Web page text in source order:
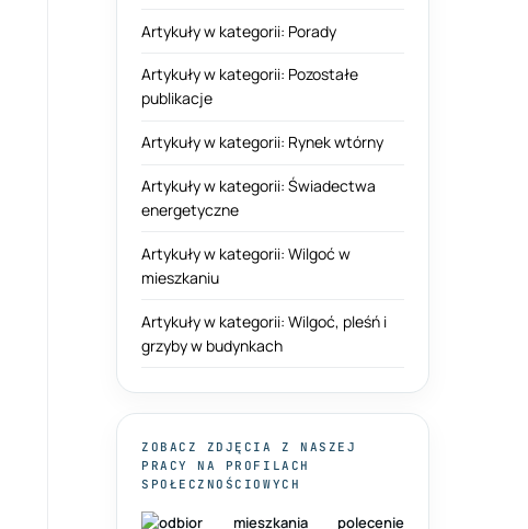
Artykuły w kategorii: Porady
Artykuły w kategorii: Pozostałe
publikacje
Artykuły w kategorii: Rynek wtórny
Artykuły w kategorii: Świadectwa
energetyczne
Artykuły w kategorii: Wilgoć w
mieszkaniu
Artykuły w kategorii: Wilgoć, pleśń i
grzyby w budynkach
ZOBACZ ZDJĘCIA Z NASZEJ
PRACY NA PROFILACH
SPOŁECZNOŚCIOWYCH